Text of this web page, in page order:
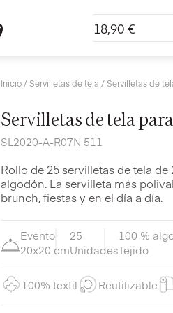
18,90 €
Inicio/Servilletas de tela / Servilletas de
Servilletas de tela
SL2020-A-R07N 511
Rollo de 25 servilletas de tela
algodón. La servilleta más
brunch, fiestas y en el día a día.
Evento
20x20 cm
25
Unidades
100 %
Tejido
100% textil Reutilizable